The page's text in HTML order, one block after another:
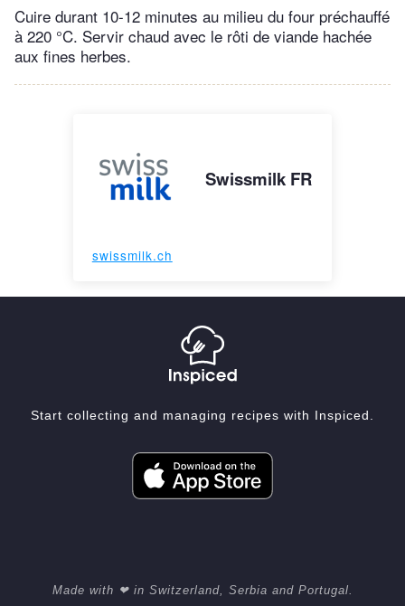
Cuire durant 10-12 minutes au milieu du four préchauffé
à 220 °C. Servir chaud avec le rôti de viande hachée
aux fines herbes.
Swissmilk FR
swissmilk.ch
Start collecting and managing recipes with Inspiced.
Made with ❤ in Switzerland, Serbia and Portugal.